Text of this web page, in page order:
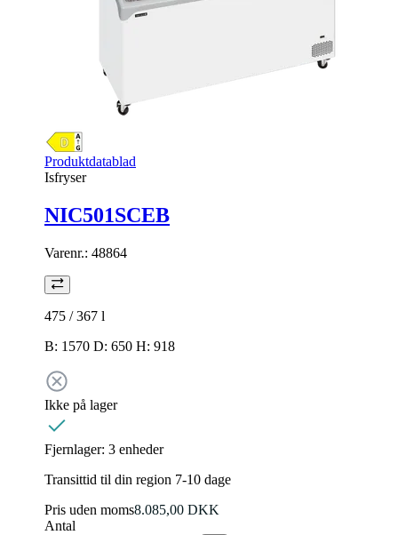
Produktdatablad
Isfryser
NIC501SCEB
Varenr.: 48864
475 / 367 l
B: 1570 D: 650 H: 918
Ikke på lager
Fjernlager: 3 enheder
Transittid til din region 7-10 dage
Pris uden moms8.085,00 DKK
Antal